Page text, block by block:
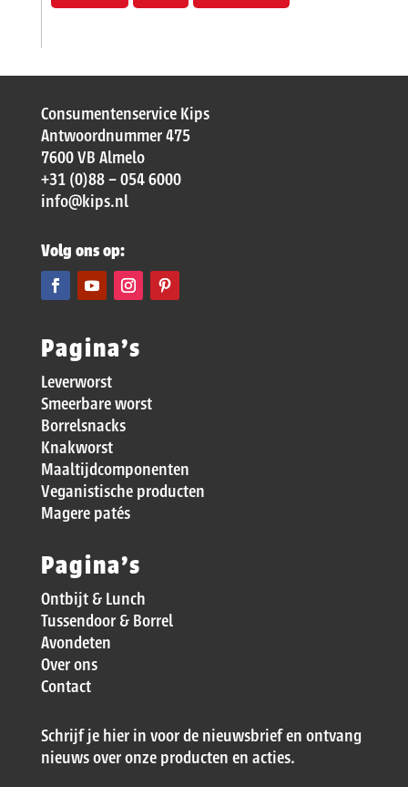
Consumentenservice Kips
Antwoordnummer 475
7600 VB Almelo
+31 (0)88 – 054 6000
info@kips.nl
Volg ons op:
Pagina’s
Leverworst
Smeerbare worst
Borrelsnacks
Knakworst
Maaltijdcomponenten
Veganistische producten
Magere patés
Pagina’s
Ontbijt & Lunch
Tussendoor & Borrel
Avondeten
Over ons
Contact
Schrijf je hier in voor de nieuwsbrief en ontvang
nieuws over onze producten en acties.